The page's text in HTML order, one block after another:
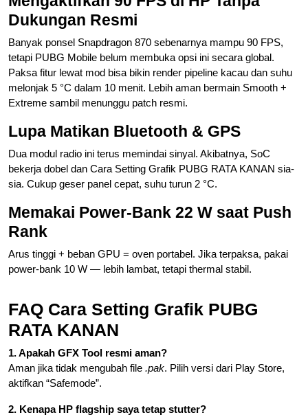
Dukungan Resmi
Banyak ponsel Snapdragon 870 sebenarnya mampu 90 FPS,
tetapi PUBG Mobile belum membuka opsi ini secara global.
Paksa fitur lewat mod bisa bikin render pipeline kacau dan suhu
melonjak 5 °C dalam 10 menit. Lebih aman bermain Smooth +
Extreme sambil menunggu patch resmi.
Lupa Matikan Bluetooth & GPS
Dua modul radio ini terus memindai sinyal. Akibatnya, SoC
bekerja dobel dan Cara Setting Grafik PUBG RATA KANAN sia-
sia. Cukup geser panel cepat, suhu turun 2 °C.
Memakai Power-Bank 22 W saat Push
Rank
Arus tinggi + beban GPU = oven portabel. Jika terpaksa, pakai
power-bank 10 W — lebih lambat, tetapi thermal stabil.
FAQ Cara Setting Grafik PUBG
RATA KANAN
1. Apakah GFX Tool resmi aman?
Aman jika tidak mengubah file .pak. Pilih versi dari Play Store,
aktifkan “Safemode”.
2. Kenapa HP flagship saya tetap stutter?